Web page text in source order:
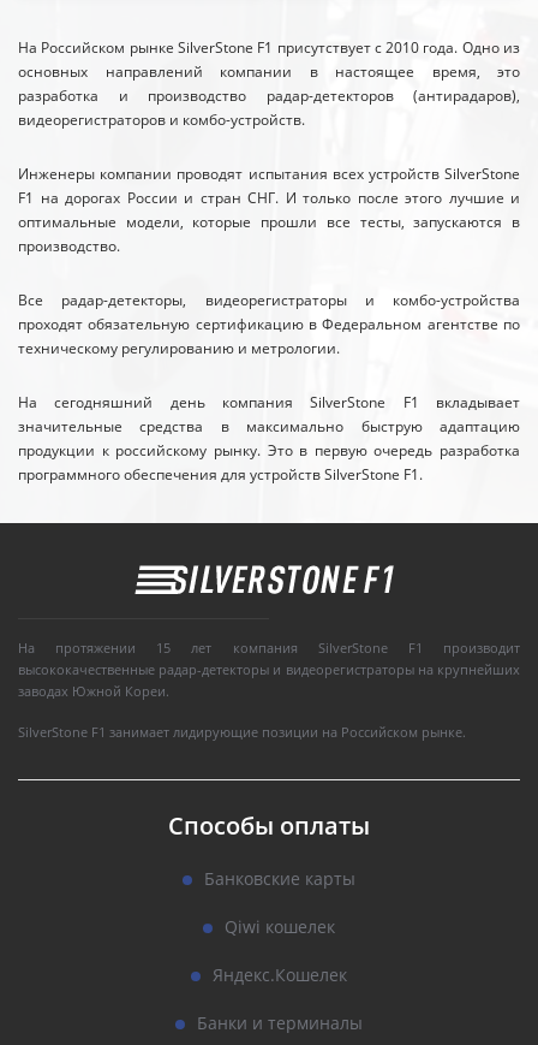
На Российском рынке SilverStone F1 присутствует с 2010 года. Одно из
основных направлений компании в настоящее время, это
разработка и производство радар-детекторов (антирадаров),
видеорегистраторов и комбо-устройств.
Инженеры компании проводят испытания всех устройств SilverStone
F1 на дорогах России и стран СНГ. И только после этого лучшие и
оптимальные модели, которые прошли все тесты, запускаются в
производство.
Все радар-детекторы, видеорегистраторы и комбо-устройства
проходят обязательную сертификацию в Федеральном агентстве по
техническому регулированию и метрологии.
На сегодняшний день компания SilverStone F1 вкладывает
значительные средства в максимально быструю адаптацию
продукции к российскому рынку. Это в первую очередь разработка
программного обеспечения для устройств SilverStone F1.
На протяжении 15 лет компания SilverStone F1 производит
высококачественные радар-детекторы и видеорегистраторы на крупнейших
заводах Южной Кореи.
SilverStone F1 занимает лидирующие позиции на Российском рынке.
Способы оплаты
Банковские карты
Qiwi кошелек
Яндекс.Кошелек
Банки и терминалы